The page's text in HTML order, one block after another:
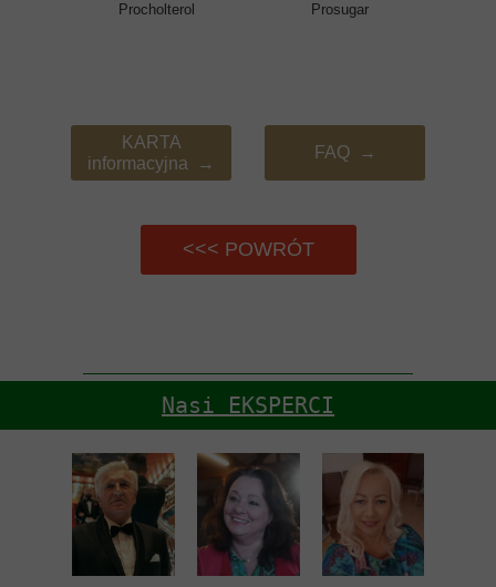
Procholterol Prosugar
FAQ →
KARTA
informacyjna →
<<< POWRÓT
Nasi EKSPERCI